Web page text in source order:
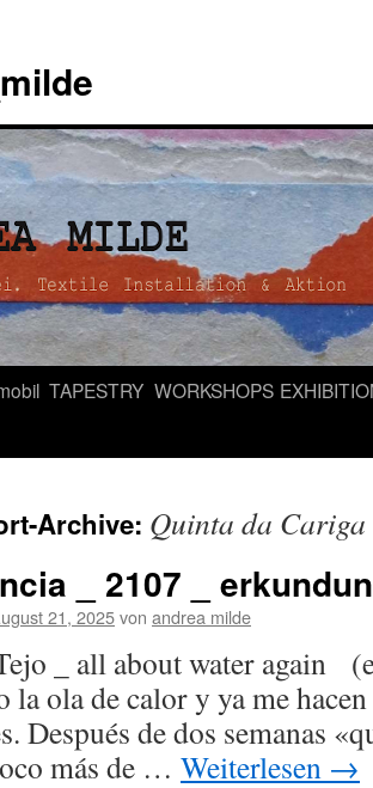
TAPESTRY WORKSHOPS
Archive: Quinta da Cariga
_ 2107 _
21, 2025von andrea milde
_ all about water again
la ola de calor y ya me
Después de dos semanas
más de … Weiterlesen →